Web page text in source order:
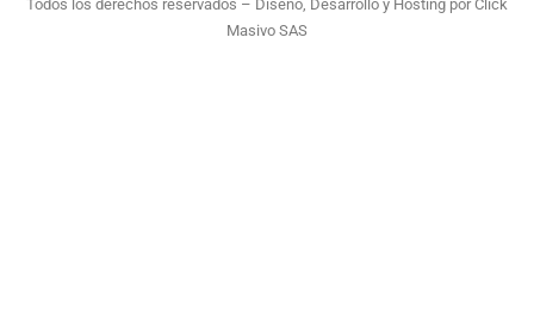
Todos los derechos reservados – Diseño, Desarrollo y Hosting porClick
Masivo SAS